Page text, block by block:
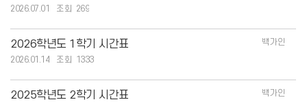
2026.07.01
269
2026학년도 1학기 시간표
백가인
2026.01.14
1333
2025학년도 2학기 시간표
백가인